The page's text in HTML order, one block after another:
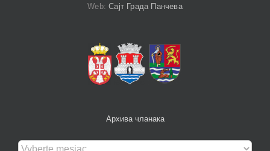
Web:Сајт Града Панчева
Архива чланака
Архива